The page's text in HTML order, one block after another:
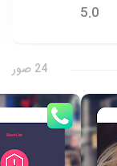
5.0
24 صور